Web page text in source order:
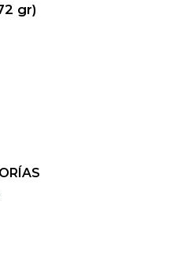
gr)